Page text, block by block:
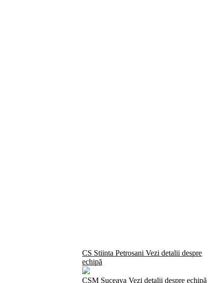
CS Stiinta Petrosani Vezi detalii despre
echipă
CSM Suceava Vezi detalii despre echipă